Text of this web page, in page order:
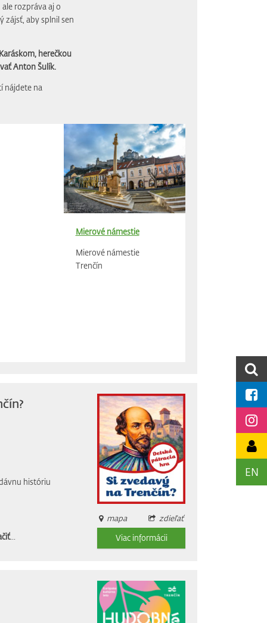
EN
rozpráva aj o
zájsť, aby splnil sen
herečkou
Anton Šulík.
nájdete na
Mierové námestie
Mierové námestie
Trenčín
históriu
...
mapa
zdieľať
Viac informácii